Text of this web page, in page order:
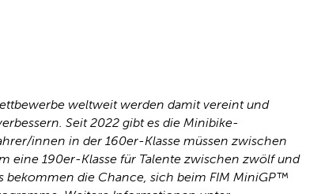
weltweit werden damit vereint und
Seit 2022 gibt es die Minibike-
innen in der 160er-Klasse müssen zwischen
eine 190er-Klasse für Talente zwischen zwölf und
bekommen die Chance, sich beim FIM MiniGP™